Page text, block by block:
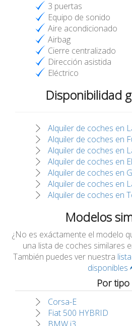
3 puertas
Equipo de sonido
Aire acondicionado
Airbag
Cierre centralizado
Dirección asistida
Eléctrico
Disponibilidad
Alquiler de coches en
Alquiler de coches en
Alquiler de coches en
Alquiler de coches en
Alquiler de coches en
Alquiler de coches en
Alquiler de coches en
Modelos
¿No es exáctamente el modelo
una lista de coches similares
También puedes ver nuestra
disponibles
Por tipo
Corsa-E
Fiat 500 HYBRID